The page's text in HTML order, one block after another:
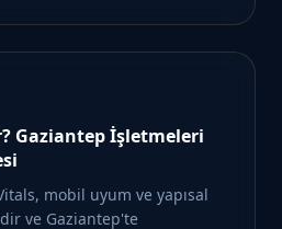
Gaziantep İşletmeleri
mobil uyum ve yapısal
ve Gaziantep'te